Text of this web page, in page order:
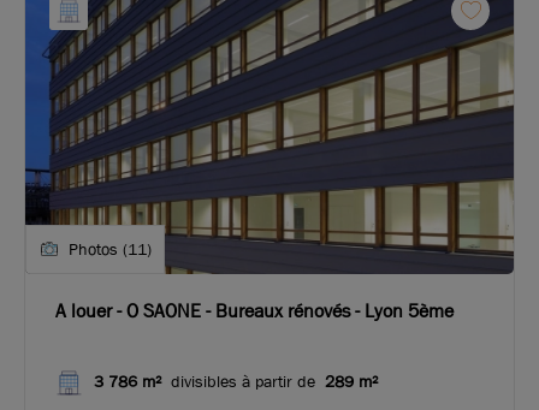
Photos (11)
A louer - O SAONE - Bureaux rénovés - Lyon 5ème
3 786 m²divisibles à partir de 289 m²